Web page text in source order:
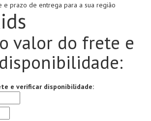
prazo de entrega para a sua região
valor do frete e
e verificar disponibilidade: